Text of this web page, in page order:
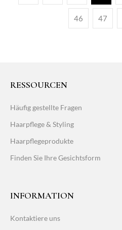
46 47
RESSOURCEN
Häufig gestellte Fragen
Haarpflege & Styling
Haarpflegeprodukte
Finden Sie Ihre Gesichtsform
INFORMATION
Kontaktiere uns